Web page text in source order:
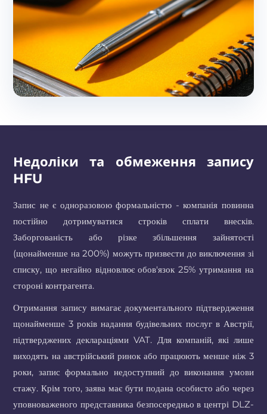
Недоліки та обмеження запису
HFU
Запис не є одноразовою формальністю - компанія повинна
постійно дотримуватися строків сплати внесків.
Заборгованість або різке збільшення зайнятості
(щонайменше на 200%) можуть призвести до виключення зі
списку, що негайно відновлює обов'язок 25% утримання на
стороні контрагента.
Отримання запису вимагає документального підтвердження
щонайменше 3 років надання будівельних послуг в Австрії,
підтверджених деклараціями VAT. Для компаній, які лише
виходять на австрійський ринок або працюють менше ніж 3
роки, запис формально недоступний до виконання умови
стажу. Крім того, заява має бути подана особисто або через
уповноваженого представника безпосередньо в центрі DLZ-